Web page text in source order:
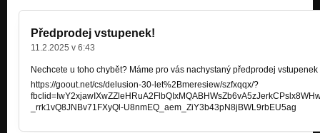
Předprodej vstupenek!
11.2.2025 v 6:43
Nechcete u toho chybět? Máme pro vás nachystaný předprodej vstupenek
https://goout.net/cs/delusion-30-let%2Bmeresiew/szfxqqx/?
_rrk1vQ8JNBv71FXyQl-U8nmEQ_aem_ZiY3b43pN8jBWL9rbEU5ag